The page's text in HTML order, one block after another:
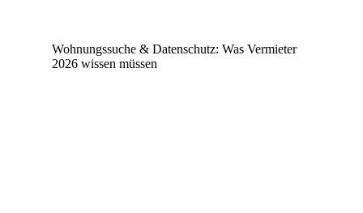
Wohnungssuche & Datenschutz: Was Vermieter
2026 wissen müssen